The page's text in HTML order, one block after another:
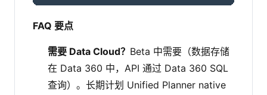
FAQ 要点
需要 Data Cloud？ Beta 中需要（数据存储
在 Data 360 中，API 通过 Data 360 SQL
查询）。长期计划 Unified Planner native